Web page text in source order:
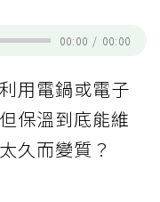
00:00 / 00:00
用電鍋或電子
保溫到底能維
久而變質？